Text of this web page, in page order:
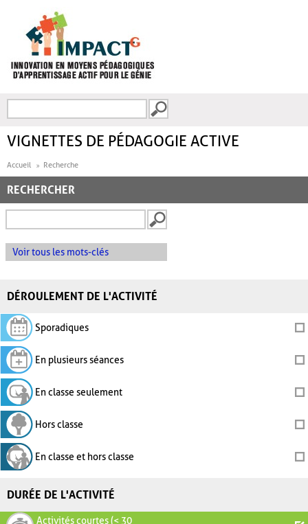
FORMULAIRE DE
VIGNETTES DE PÉDAGOGIE ACTIVE
Accueil Recherche
RECHERCHER
Voir tous les mots-clés
DÉROULEMENT DE L'ACTIVITÉ
Sporadiques
En plusieurs séances
En classe seulement
Hors classe
En classe et hors classe
DURÉE DE L'ACTIVITÉ
Activités courtes (< 30